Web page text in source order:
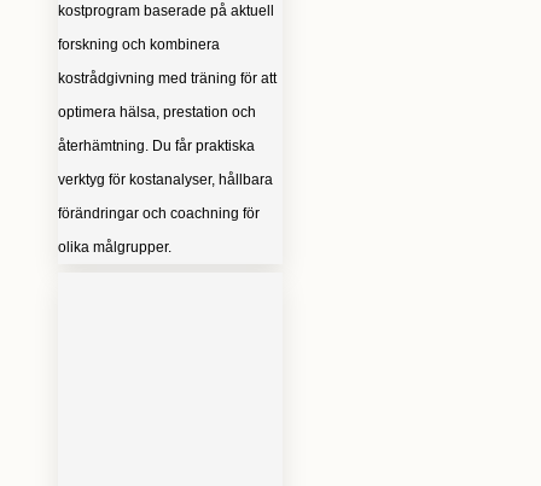
kostprogram baserade på aktuell
forskning och kombinera
kostrådgivning med träning för att
optimera hälsa, prestation och
återhämtning. Du får praktiska
verktyg för kostanalyser, hållbara
förändringar och coachning för
olika målgrupper.